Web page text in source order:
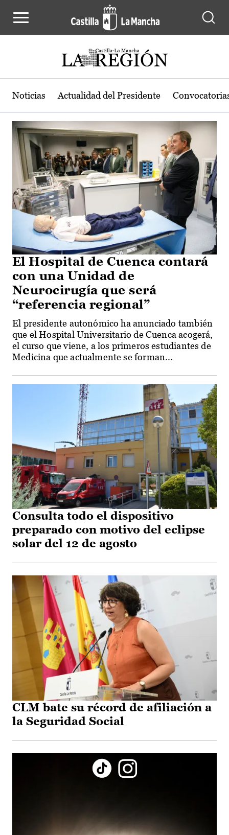
Actualidad de la región de Castilla-
Noticias Actualidad del Presidente
El Hospital de Cuenca contará
con una Unidad de
Neurocirugía que será
“referencia regional”
El presidente autonómico ha anunciado también
que el Hospital Universitario de Cuenca acogerá,
el curso que viene, a los primeros estudiantes de
Medicina que actualmente se forman...
Consulta todo el dispositivo
preparado con motivo del eclipse
solar del 12 de agosto
CLM bate su récord de afiliación a
la Seguridad Social